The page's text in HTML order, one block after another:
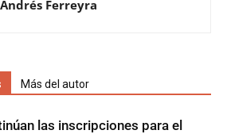
Andrés Ferreyra
Más del autor
las inscripciones para el